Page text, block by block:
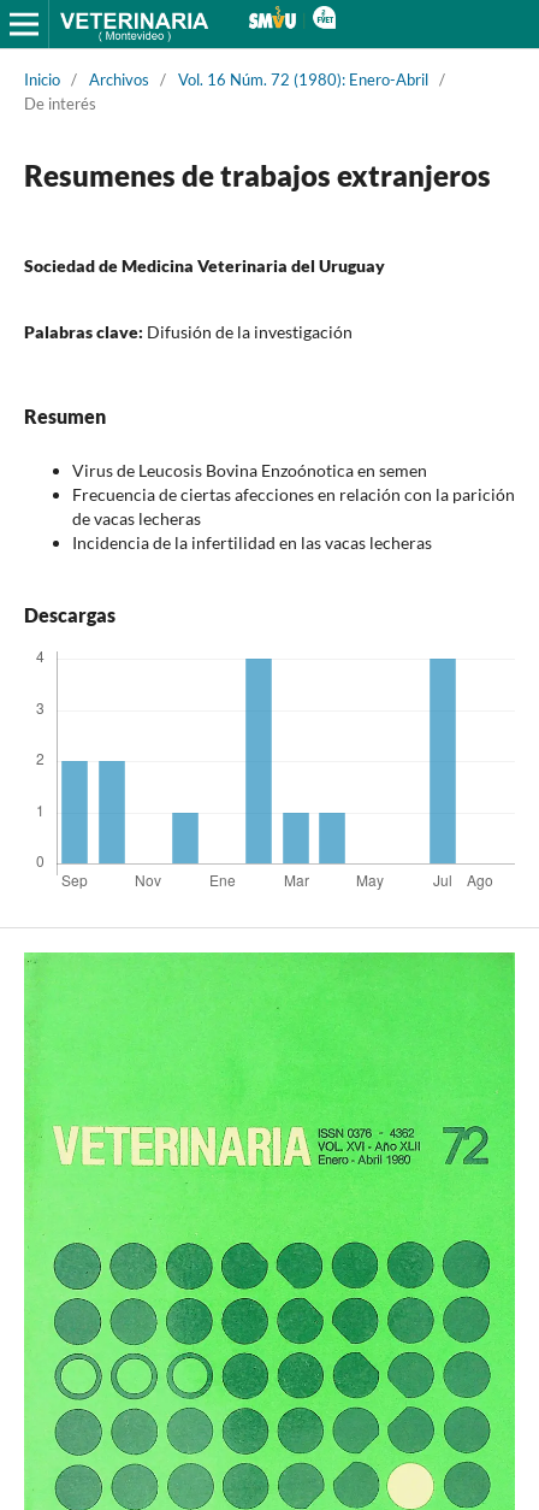
Inicio / Archivos / Vol. 16 Núm. 72 (1980): Enero-Abril /
De interés
Resumenes de trabajos extranjeros
Sociedad de Medicina Veterinaria del Uruguay
Palabras clave: Difusión de la investigación
Resumen
Virus de Leucosis Bovina Enzoónotica en semen
Frecuencia de ciertas afecciones en relación con la parición
de vacas lecheras
Incidencia de la infertilidad en las vacas lecheras
Descargas